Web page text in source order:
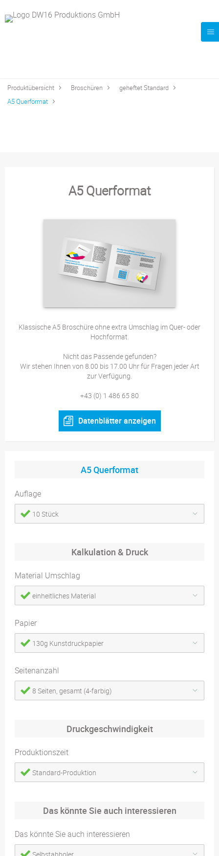
Produktübersicht Broschüren
geheftet Standard
A5 Querformat
A5 Querformat
Klassische A5 Broschüre ohne extra Umschlag im Quer- oder
Hochformat.
Nicht das Passende gefunden?
Wir stehen Ihnen von 8.00 bis 17.00 Uhr für Fragen jeder Art
zur Verfügung.
+43 (0) 1 486 65 80
Datenblätter anzeigen
A5 Querformat
Auflage
10 Stück
Kalkulation & Druck
Material Umschlag
einheitliches Material
Papier
130g Kunstdruckpapier
Seitenanzahl
8 Seiten, gesamt (4-farbig)
Druckgeschwindigkeit
Produktionszeit
Standard-Produktion
Das könnte Sie auch interessieren
Das könnte Sie auch interessieren